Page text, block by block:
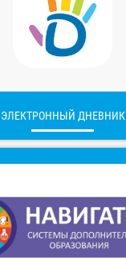
ЭЛЕКТРОННЫЙ ДНЕВНИК